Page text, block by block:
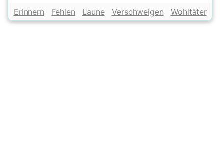
Erinnern Fehlen Laune Verschweigen Wohltäter